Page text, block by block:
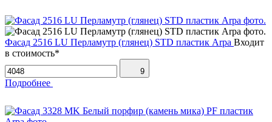
Фасад 2516 LU Перламутр (глянец) STD пластик Arpa Входит
в стоимость*
9
Подробнее